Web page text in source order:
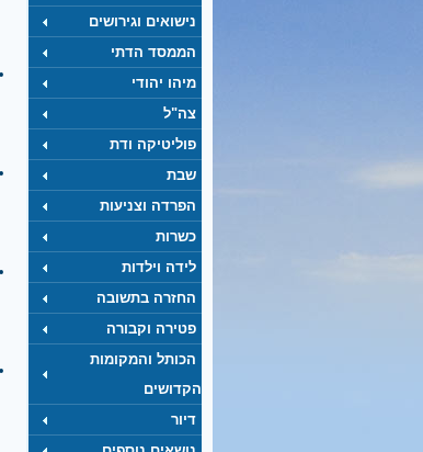
נישואים וגירושים
הממסד הדתי
מיהו יהודי
צה"ל
פוליטיקה ודת
שבת
הפרדה וצניעות
כשרות
לידה וילדות
החזרה בתשובה
פטירה וקבורה
הכותל והמקומות
הקדושים
דיור